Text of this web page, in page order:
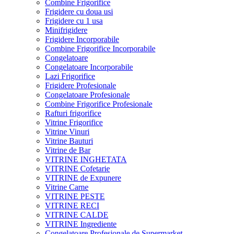
Combine Frigorifice
Frigidere cu doua usi
Frigidere cu 1 usa
Minifrigidere
Frigidere Incorporabile
Combine Frigorifice Incorporabile
Congelatoare
Congelatoare Incorporabile
Lazi Frigorifice
Frigidere Profesionale
Congelatoare Profesionale
Combine Frigorifice Profesionale
Rafturi frigorifice
Vitrine Frigorifice
Vitrine Vinuri
Vitrine Bauturi
Vitrine de Bar
VITRINE INGHETATA
VITRINE Cofetarie
VITRINE de Expunere
Vitrine Carne
VITRINE PESTE
VITRINE RECI
VITRINE CALDE
VITRINE Ingrediente